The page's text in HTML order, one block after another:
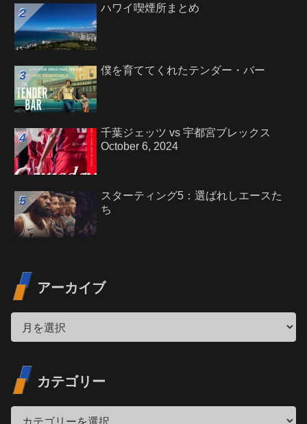
ハワイ喫煙所まとめ
僕を育ててくれたテンダー・バー
千葉ジェッツ vs 宇都宮ブレックス
October 6, 2024
スターティング5：選ばれしエースた
ち
アーカイブ
カテゴリー